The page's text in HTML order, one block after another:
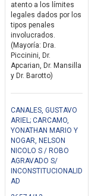
atento a los límites
legales dados por los
tipos penales
involucrados.
(Mayoría: Dra.
Piccinini, Dr.
Apcarian, Dr. Mansilla
y Dr. Barotto)
CANALES, GUSTAVO
ARIEL; CARCAMO,
YONATHAN MARIO Y
NOGAR, NELSON
NICOLO S / ROBO
AGRAVADO S/
INCONSTITUCIONALID
AD